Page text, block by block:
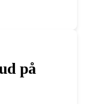
på